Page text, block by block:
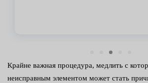
Крайне важная процедура, медлить с
неисправным элементом может стать